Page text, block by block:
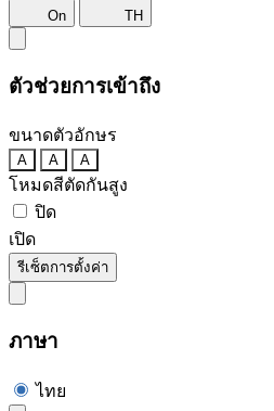
On TH
ตัวช่วยการเข้าถึง
ขนาดตัวอักษร
A A A
โหมดสีตัดกันสูง
ปิด
เปิด
รีเซ็ตการตั้งค่า
ภาษา
ไทย